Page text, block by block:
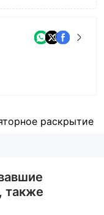
раскрытие
, также